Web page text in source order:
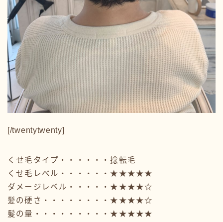
[/twentytwenty]
くせ毛タイプ・・・・・・捻転毛
くせ毛レベル・・・・・・★★★★★
ダメージレベル・・・・・★★★★☆
髪の硬さ・・・・・・・・★★★★☆
髪の量・・・・・・・・・★★★★★